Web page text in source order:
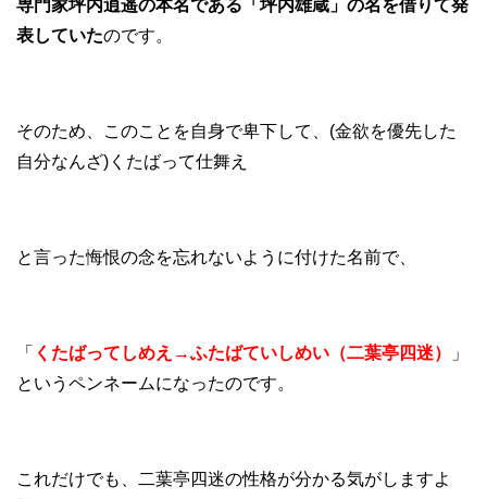
専門家坪内逍遥の本名である「坪内雄蔵」の名を借りて発
表していたのです。
そのため、このことを自身で卑下して、(金欲を優先した
自分なんざ)くたばって仕舞え
と言った悔恨の念を忘れないように付けた名前で、
「 くたばってしめえ→ふたばていしめい（二葉亭四迷）
」
というペンネームになったのです。
これだけでも、二葉亭四迷の性格が分かる気がしますよ